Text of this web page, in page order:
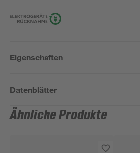
Eigenschaften
Datenblätter
Ähnliche Produkte